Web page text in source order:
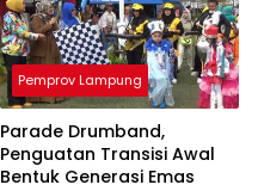
Pemprov Lampung
Parade Drumband,
Penguatan Transisi Awal
Bentuk Generasi Emas